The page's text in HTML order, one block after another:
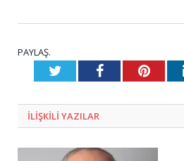
PAYLAŞ.
TwitterFacebook
ILIŞKILI YAZILAR